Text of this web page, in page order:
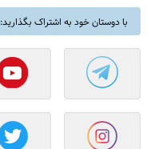
با دوستان خود به اشتراک بگذارید: